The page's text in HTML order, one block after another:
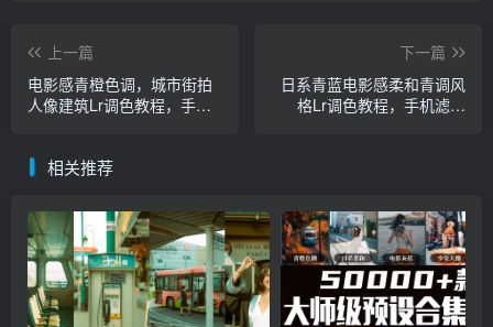
上一篇
电影感青橙色调，城市街拍
人像建筑Lr调色教程，手机
下一篇
日系青蓝电影感柔和青调风
格Lr调色教程，手机滤镜
相关推荐